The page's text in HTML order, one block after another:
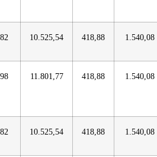
10.525,54 418,88 1.540,08
11.801,77 418,88 1.540,08
10.525,54 418,88 1.540,08